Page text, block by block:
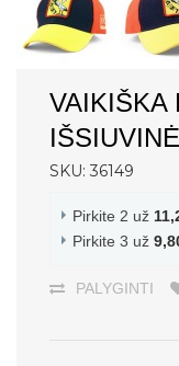
VAIKIŠKA
SKU: 36149
Pirkite 2 už
Pirkite 3 už
PALYGINTI